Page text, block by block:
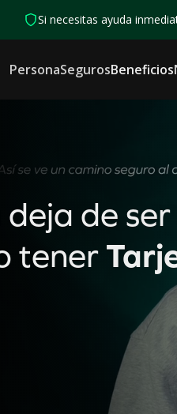
Si necesitas ayuda
PersonaSegurosBeneficios
de ser
tener